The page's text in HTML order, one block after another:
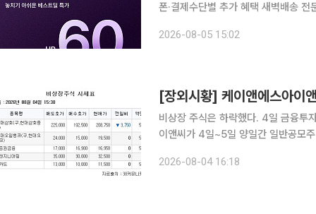
폰·결제수단별 추가 혜택 새벽배송 전문 컬리가 10일까지 1300여 개 상품을 최대 60% 할인하는
걀’, 양배추, 당근, 양파 등 가격 민감도
2026-08-05 15:02
[장외시황] 케이앤에스아이
비상장 주식은 하락했다. 4일 금융투자 업계에 따르면 위성통신 안테나 솔루션 기업 케이앤에스아
이앤씨가 4일~5일 양일간 일반공모
랩은 3일~7일까지 기관투자자 대상
2026-08-04 16:18